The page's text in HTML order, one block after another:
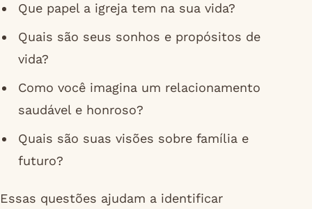
Que papel a igreja tem na sua vida?
Quais são seus sonhos e propósitos de
vida?
Como você imagina um relacionamento
saudável e honroso?
Quais são suas visões sobre família e
futuro?
Essas questões ajudam a identificar